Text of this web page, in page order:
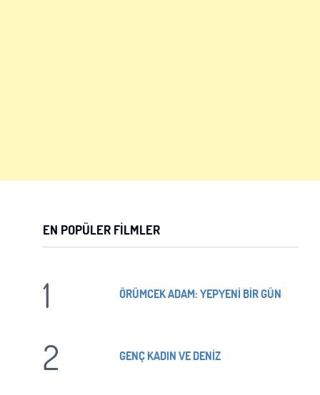
EN POPÜLER FILMLER
1 ÖRÜMCEK ADAM: YEPYENİ BİR GÜN
2 GENÇ KADIN VE DENİZ